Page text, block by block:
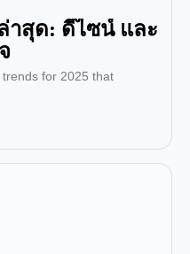
าสุด: ดีไซน์ และ
for 2025 that